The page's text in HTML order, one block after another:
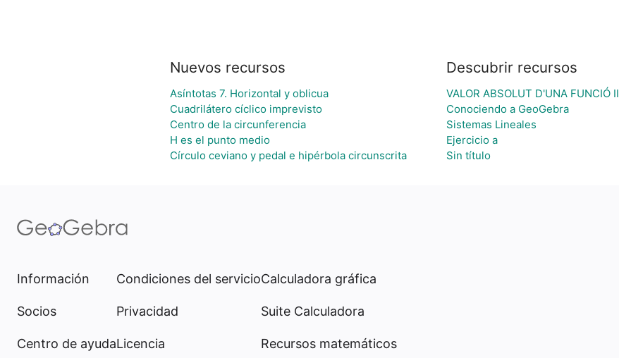
Nuevos recursos
Asíntotas 7. Horizontal y oblicua
Cuadrilátero cíclico imprevisto
Centro de la circunferencia
H es el punto medio
Círculo ceviano y pedal e hipérbola circunscrita
Descubrir recursos
VALOR ABSOLUT D'UNA FUNCIÓ II
Conociendo a GeoGebra
Sistemas Lineales
Ejercicio a
Sin título
Información
Socios
Centro de ayuda
Condiciones del servicio
Privacidad
Licencia
Calculadora gráfica
Suite Calculadora
Recursos matemáticos